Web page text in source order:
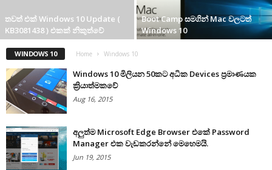
තවත් එක් Windows 10 Update (
KB3081438 ) එකක් නිකුත්වේ
Boot Camp සමගින් Mac වලටත්
Windows 10
WINDOWS 10 Home Windows 10
Windows 10 මිලියන 50කට අධික Devices ප්‍රමාණයක
ක්‍රියාත්මකවේ
Aug 16, 2015
අලුත්ම Microsoft Edge Browser එකේ Password
Manager එක වැඩකරන්නේ මෙහෙමයි.
Jun 19, 2015